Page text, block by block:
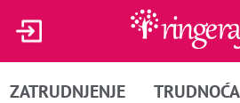
ZATRUDNJENJE TRUDNOĆA